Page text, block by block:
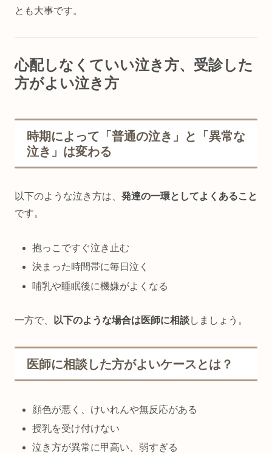
とも大事です。
心配しなくていい泣き方、受診した
方がよい泣き方
時期によって「普通の泣き」と「異常な
泣き」は変わる
以下のような泣き方は、 発達の一環としてよくあること
です。
抱っこですぐ泣き止む
決まった時間帯に毎日泣く
哺乳や睡眠後に機嫌がよくなる
一方で、 以下のような場合は医師に相談しましょう。
医師に相談した方がよいケースとは？
顔色が悪く、けいれんや無反応がある
授乳を受け付けない
泣き方が異常に甲高い、弱すぎる